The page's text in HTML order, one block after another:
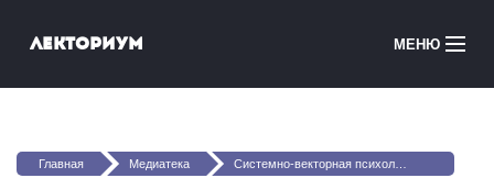
Лекториум МЕНЮ
Медиатека
Вы здесь
Главная Медиатека Системно-векторная психология как псевдопсихологическое учение